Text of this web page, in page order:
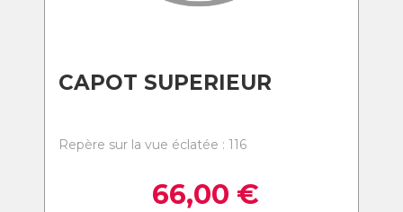
CAPOT SUPERIEUR
Repère sur la vue éclatée : 116
66,00 €